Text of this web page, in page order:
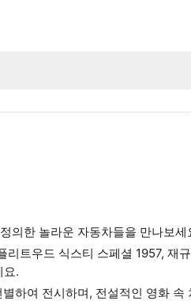
의한 놀라운 자동차들을 만나보세
트우드 식스티 스페셜 1957, 재
요.
하여 전시하며, 전설적인 영화 속